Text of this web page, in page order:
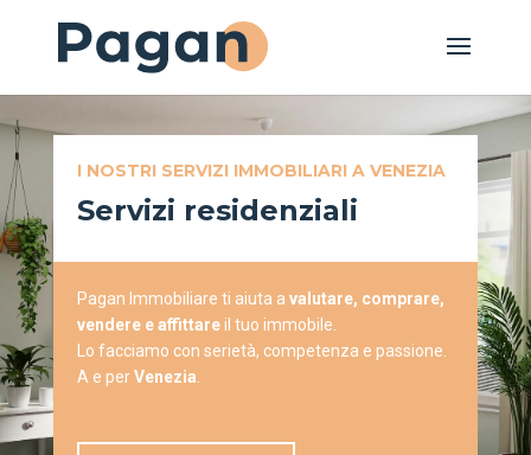
I NOSTRI SERVIZI IMMOBILIARI A VENEZIA
Servizi residenziali
Pagan Immobiliare ti aiuta a valutare, comprare,
vendere e affittareil tuo immobile.
Lo facciamo con serietà, competenza e passione.
A e perVenezia